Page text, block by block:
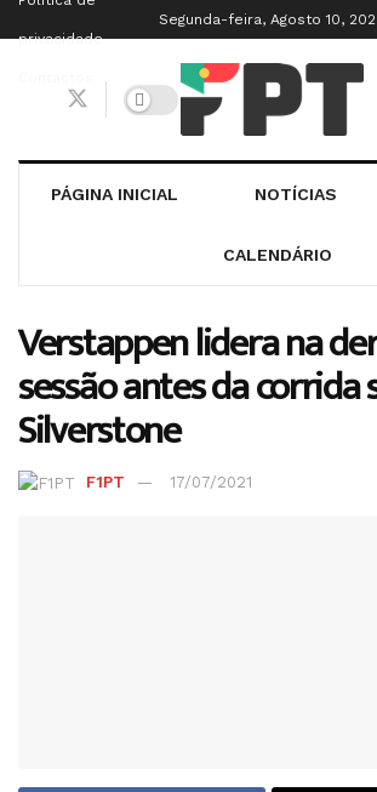
privacidade
Segunda-feira, Agosto 10,
PÁGINA INICIAL NOTÍCIAS
CALENDÁRIO
Verstappen lidera na
sessão antes da
Silverstone
F1PT 17/07/2021